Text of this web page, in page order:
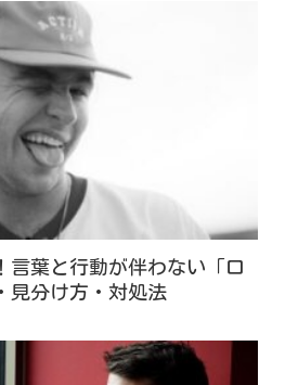
言葉と行動が伴わない「口
見分け方・対処法